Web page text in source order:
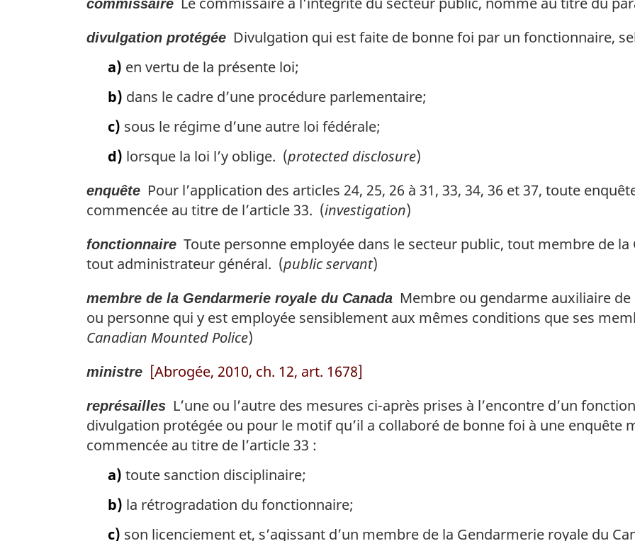
commissaire
divulgation protégée Divulgation qui est faite de bonne foi par un fonctionnaire,
a) en vertu de la présente loi;
b) dans le cadre d’une procédure parlementaire;
c) sous le régime d’une autre loi fédérale;
d) lorsque la loi l’y oblige. (protected disclosure)
enquête Pour l’application des articles 24, 25, 26 à 31, 33, 34, 36 et 37, toute
commencée au titre de l’article 33. (investigation)
fonctionnaire Toute personne employée dans le secteur public, tout membre de
tout administrateur général. (public servant)
membre de la Gendarmerie royale du Canada Membre ou gendarme auxiliaire
ou personne qui y est employée sensiblement aux mêmes conditions que ses
Canadian Mounted Police)
ministre [Abrogée, 2010, ch. 12, art. 1678]
représailles L’une ou l’autre des mesures ci-après prises à l’encontre d’un
divulgation protégée ou pour le motif qu’il a collaboré de bonne foi à une enquête
commencée au titre de l’article 33 :
a) toute sanction disciplinaire;
b) la rétrogradation du fonctionnaire;
c) son licenciement et, s’agissant d’un membre de la Gendarmerie royale du